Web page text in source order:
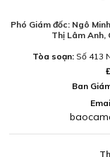
Phó Giám đốc: Ngô
Thị Lâm Anh,
Tòa soạn:Số 413
Ban